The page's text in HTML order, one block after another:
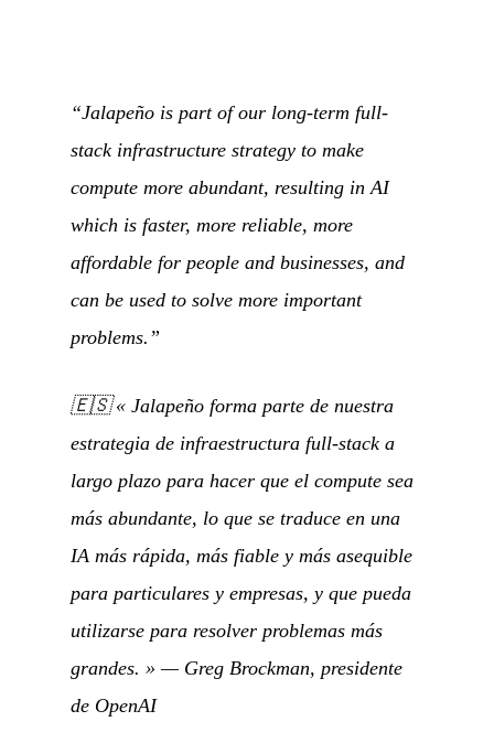
“Jalapeño is part of our long-term full-
stack infrastructure strategy to make
compute more abundant, resulting in AI
which is faster, more reliable, more
affordable for people and businesses, and
can be used to solve more important
problems.”
🇪🇸« Jalapeño forma parte de nuestra
estrategia de infraestructura full-stack a
largo plazo para hacer que el compute sea
más abundante, lo que se traduce en una
IA más rápida, más fiable y más asequible
para particulares y empresas, y que pueda
utilizarse para resolver problemas más
grandes. » — Greg Brockman, presidente
de OpenAI